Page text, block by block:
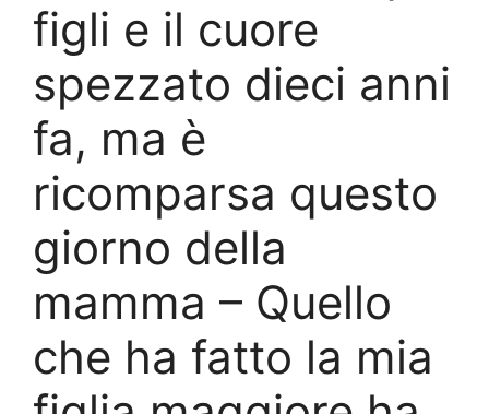
figli e il cuore
spezzato dieci anni
fa, ma è
ricomparsa questo
giorno della
mamma – Quello
che ha fatto la mia